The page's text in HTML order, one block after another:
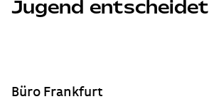
Jugend entscheidet
Büro Frankfurt